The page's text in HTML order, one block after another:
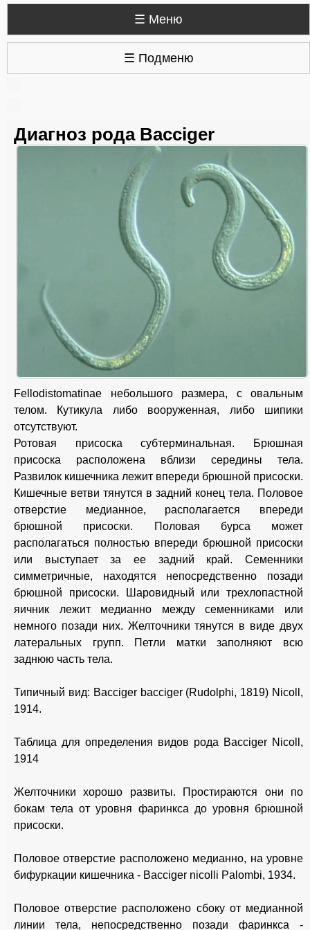
☰ Меню
☰ Подменю
Диагноз рода Bacciger
Fellodistomatinae небольшого размера, с овальным
телом. Кутикула либо вооруженная, либо шипики
отсутствуют.
Ротовая присоска субтерминальная. Брюшная
присоска расположена вблизи середины тела.
Развилок кишечника лежит впереди брюшной присоски.
Кишечные ветви тянутся в задний конец тела. Половое
отверстие медианное, располагается впереди
брюшной присоски. Половая бурса может
располагаться полностью впереди брюшной присоски
или выступает за ее задний край. Семенники
симметричные, находятся непосредственно позади
брюшной присоски. Шаровидный или трехлопастной
яичник лежит медианно между семенниками или
немного позади них. Желточники тянутся в виде двух
латеральных групп. Петли матки заполняют всю
заднюю часть тела.
Типичный вид: Bacciger bacciger (Rudolphi, 1819) Nicoll,
1914.
Таблица для определения видов рода Bacciger Nicoll,
1914
Желточники хорошо развиты. Простираются они по
бокам тела от уровня фаринкса до уровня брюшной
присоски.
Половое отверстие расположено медианно, на уровне
бифуркации кишечника - Bacciger nicolli Palombi, 1934.
Половое отверстие расположено сбоку от медианной
линии тела, непосредственно позади фаринкса -